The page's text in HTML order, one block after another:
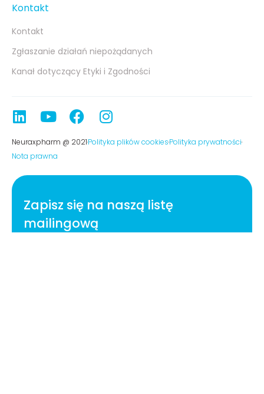
Kontakt
Kontakt
Zgłaszanie działań niepożądanych
Kanał dotyczący Etyki i Zgodności
Neuraxpharm @ 2021Polityka plików cookiesPolityka prywatności
Nota prawna
Zapisz się na naszą listę
mailingową